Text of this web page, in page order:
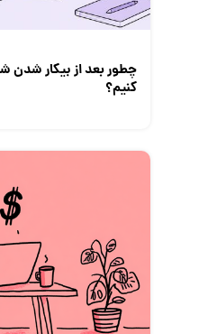
چطور بعد از بیکار شدن
کنیم؟